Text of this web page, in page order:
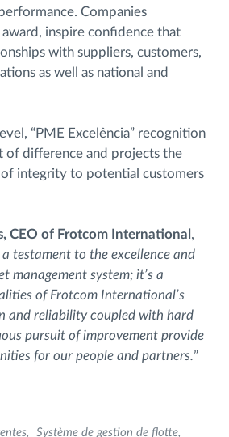
Companies
inspire confidence that
with suppliers, customers,
as well as national and
“PME Excelência” recognition
of difference and projects the
integrity to potential customers
CEO of Frotcom International ,
a testament to the excellence and
management system; it’s a
of Frotcom International’s
and reliability coupled with hard
pursuit of improvement provide
for our people and partners.”
Système de gestion de flotte